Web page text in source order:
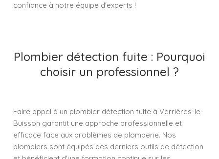
confiance à notre équipe d'experts !
Plombier détection fuite : Pourquoi
choisir un professionnel ?
Faire appel à un plombier détection fuite à Verrières-le-
Buisson garantit une approche professionnelle et
efficace face aux problèmes de plomberie. Nos
plombiers sont équipés des derniers outils de détection